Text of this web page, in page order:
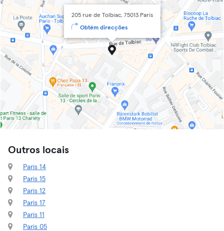
205 rue de Tolbiac, 75013 Paris
Obtém direcções
Outros locais
Paris 14
Paris 15
Paris 12
Paris 17
Paris 11
Paris 05